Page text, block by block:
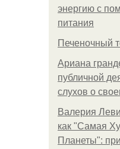
энергию с
питания
Печеночный
Ариана
публичной
слухов о
Валерия
как "Самая
Планеты":